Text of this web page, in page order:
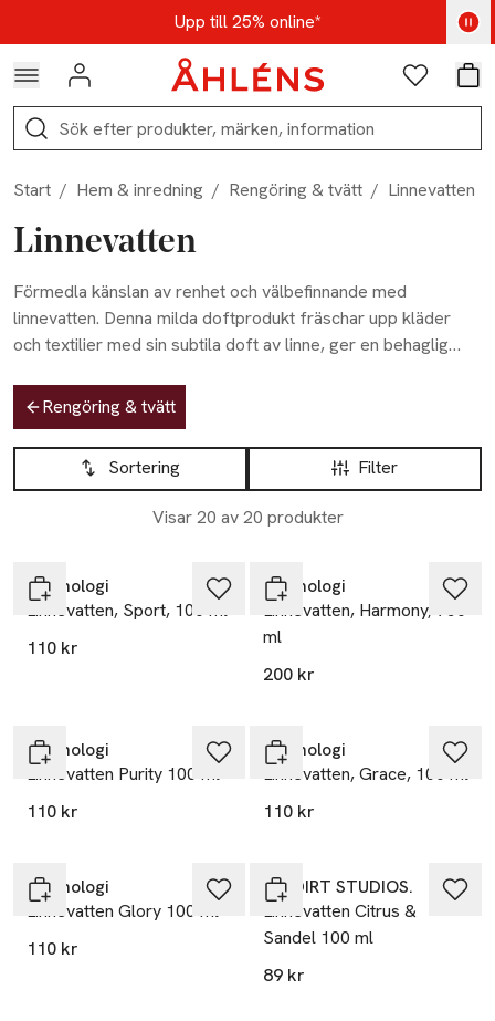
Hoppa till navigationsmenynUpp till 25% online*
Kod: AUG25 - Shoppa nu
Logga in Favoriter
Sök
Start / Hem & inredning / Rengöring & tvätt / Linnevatten
Linnevatten
Förmedla känslan av renhet och välbefinnande med
linnevatten. Denna milda doftprodukt fräschar upp kläder
och textilier med sin subtila doft av linne, ger en behaglig
Hoppa till produktsidan
Rengöring & tvätt
Hoppa till produktsidan
Filter
Sortering
Visar 20 av 20 produkter
Lista över produkter
Washologi
Linnevatten, Sport, 100 ml
110 kr
Washologi
Linnevatten, Harmony, 750
ml
200 kr
Washologi
Linnevatten Purity 100 ml
110 kr
Washologi
Linnevatten, Grace, 100 ml
110 kr
Washologi
Linnevatten Glory 100 ml
110 kr
NO DIRT STUDIOS.
Linnevatten Citrus &
Sandel 100 ml
89 kr